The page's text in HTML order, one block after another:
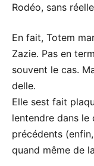
Rodéo, sans
En fait, Totem
Zazie. Pas en
souvent le cas.
delle.
Elle sest fait
lentendre dans
précédents
quand même de